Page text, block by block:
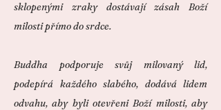
sklopenými zraky dostávají zásah Boží
milosti přímo do srdce.
Buddha podporuje svůj milovaný lid,
podepírá každého slabého, dodává lidem
odvahu, aby byli otevřeni Boží milosti, aby